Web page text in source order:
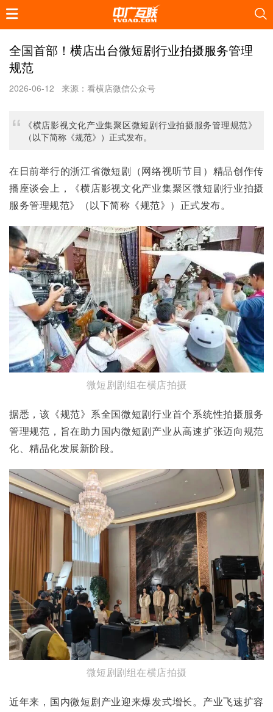
全国首部！横店出台微短剧行业拍摄服务管理
规范
2026-06-12 来源：看横店微信公众号
《横店影视文化产业集聚区微短剧行业拍摄服务管理规范》
（以下简称《规范》）正式发布。
在日前举行的浙江省微短剧（网络视听节目）精品创作传
播座谈会上，《横店影视文化产业集聚区微短剧行业拍摄
服务管理规范》（以下简称《规范》）正式发布。
微短剧剧组在横店拍摄
据悉，该《规范》系全国微短剧行业首个系统性拍摄服务
管理规范，旨在助力国内微短剧产业从高速扩张迈向规范
化、精品化发展新阶段。
微短剧剧组在横店拍摄
近年来，国内微短剧产业迎来爆发式增长。产业飞速扩容